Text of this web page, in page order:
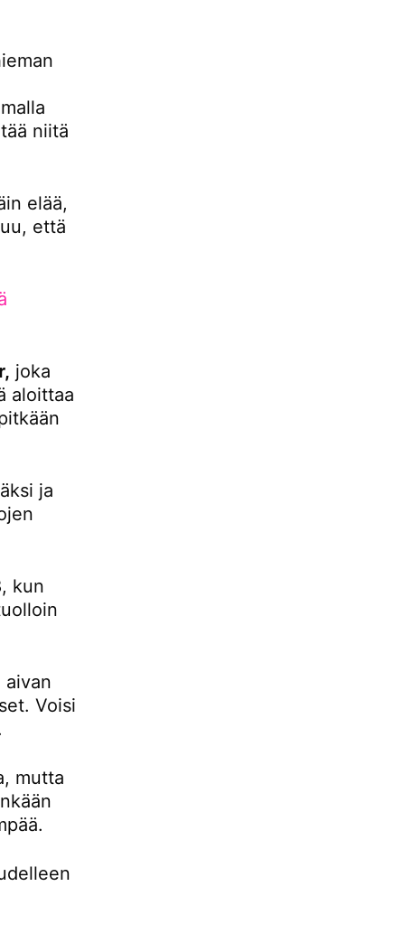
niitä
elää,
että
joka
aloittaa
ja
kun
aivan
Voisi
mutta